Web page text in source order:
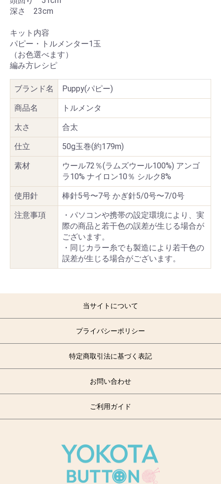
深さ 23cm
キット内容
パピー・トルメンター1玉
（お色選べます）
編み方レシピ
ブランド名 Puppy(パピー)
商品名 トルメンタ
太さ 合太
仕立 50g玉巻(約179m)
素材
ウール72％(ラムズウール100%) アンゴ
ラ10% ナイロン10％ シルク8%
使用針 棒針5号〜7号 かぎ針5/0号〜7/0号
注意事項
・パソコンや携帯の設定環境により、実
際の商品と若干色の誤差が生じる場合が
ございます。
・同じカラー糸でも製造により若干色の
誤差が生じる場合がございます。
当サイトについて
プライバシーポリシー
特定商取引法に基づく表記
お問い合わせ
ご利用ガイド